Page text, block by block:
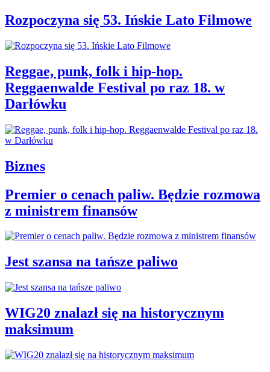
Rozpoczyna się 53. Ińskie Lato Filmowe
Reggae, punk, folk i hip-hop.
Reggaenwalde Festival po raz 18. w
Darłówku
Biznes
Premier o cenach paliw. Będzie rozmowa
z ministrem finansów
Jest szansa na tańsze paliwo
WIG20 znalazł się na historycznym
maksimum